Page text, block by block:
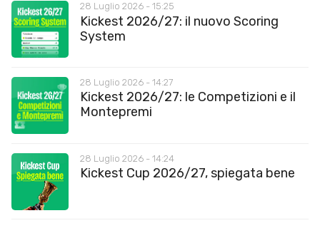
28 Luglio 2026 - 15:25
Kickest 2026/27: il nuovo Scoring
System
28 Luglio 2026 - 14:27
Kickest 2026/27: le Competizioni e il
Montepremi
28 Luglio 2026 - 14:24
Kickest Cup 2026/27, spiegata bene